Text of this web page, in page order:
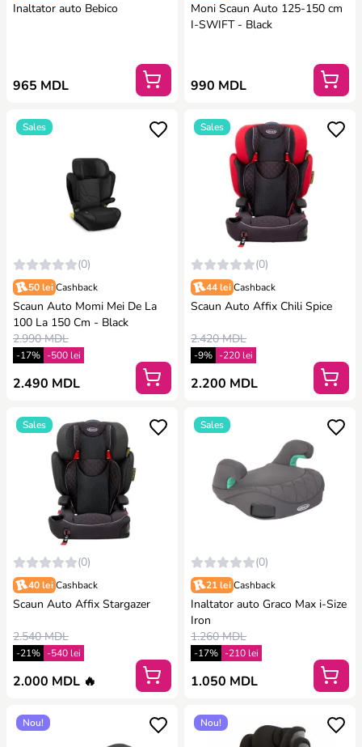
Inaltator auto Bebico
965 MDL
Moni Scaun Auto 125-150 cm
I-SWIFT - Black
990 MDL
Sales
(0)
50 lei Cashback
Scaun Auto Momi Mei De La
100 La 150 Cm - Black
2.990 MDL
-17% -500 lei
2.490 MDL
Sales
(0)
44 lei Cashback
Scaun Auto Affix Chili Spice
2.420 MDL
-9% -220 lei
2.200 MDL
Sales
(0)
40 lei Cashback
Scaun Auto Affix Stargazer
2.540 MDL
-21% -540 lei
2.000 MDL 🔥
Sales
(0)
21 lei Cashback
Inaltator auto Graco Max i-Size
Iron
1.260 MDL
-17% -210 lei
1.050 MDL
Nou! Nou!